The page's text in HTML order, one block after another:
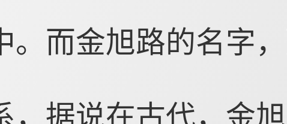
。而金旭路的名字
，据说在古代，金